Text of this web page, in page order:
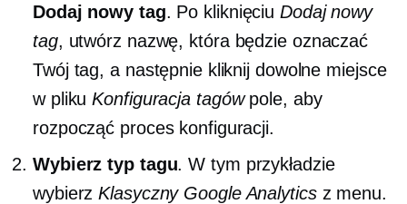
Dodaj nowy tag. Po kliknięciuDodaj nowy
tag, utwórz nazwę, która będzie oznaczać
Twój tag, a następnie kliknij dowolne miejsce
w plikuKonfiguracja tagówpole, aby
rozpocząć proces konfiguracji.
Wybierz typ tagu. W tym przykładzie
wybierzKlasyczny Google Analyticsz menu.